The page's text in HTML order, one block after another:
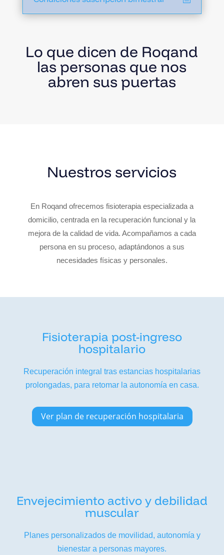
Lo que dicen de Roqand
las personas que nos
abren sus puertas
Nuestros servicios
En Roqand ofrecemos fisioterapia especializada a
domicilio, centrada en la recuperación funcional y la
mejora de la calidad de vida. Acompañamos a cada
persona en su proceso, adaptándonos a sus
necesidades físicas y personales.
Fisioterapia post-ingreso
hospitalario
Recuperación integral tras estancias hospitalarias
prolongadas, para retomar la autonomía en casa.
Ver plan de recuperación hospitalaria
Envejecimiento activo y debilidad
muscular
Planes personalizados de movilidad, autonomía y
bienestar a personas mayores.